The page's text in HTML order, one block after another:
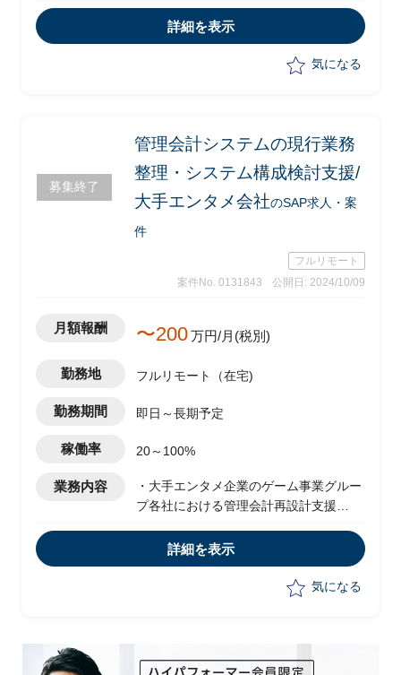
・会計領域のモジュールが対象、
Informaticaベースのデータハブが存在
し、周辺システムは他PKGやホスト、ス
・帳票関連のExcel整備、ユーザーマニ
ュアル作成支援
詳細を表示
気になる
募集終了
管理会計システムの現行業務
整理・システム構成検討支援/
大手エンタメ会社のSAP求人・案
件
フルリモート
案件No. 0131843
公開日: 2024/10/09
月額報酬 〜200万円/月(税別)
勤務地 フルリモート（在宅)
勤務期間 即日～長期予定
稼働率 20～100%
業務内容
・大手エンタメ企業のゲーム事業グルー
プ各社における管理会計再設計支援
おいて、プロジェクト単位での収益・費
用管理/プロジェクト毎の損益可視化・管
-業務/システムの現行運用把握、課題
の洗い出し
詳細を表示
気になる